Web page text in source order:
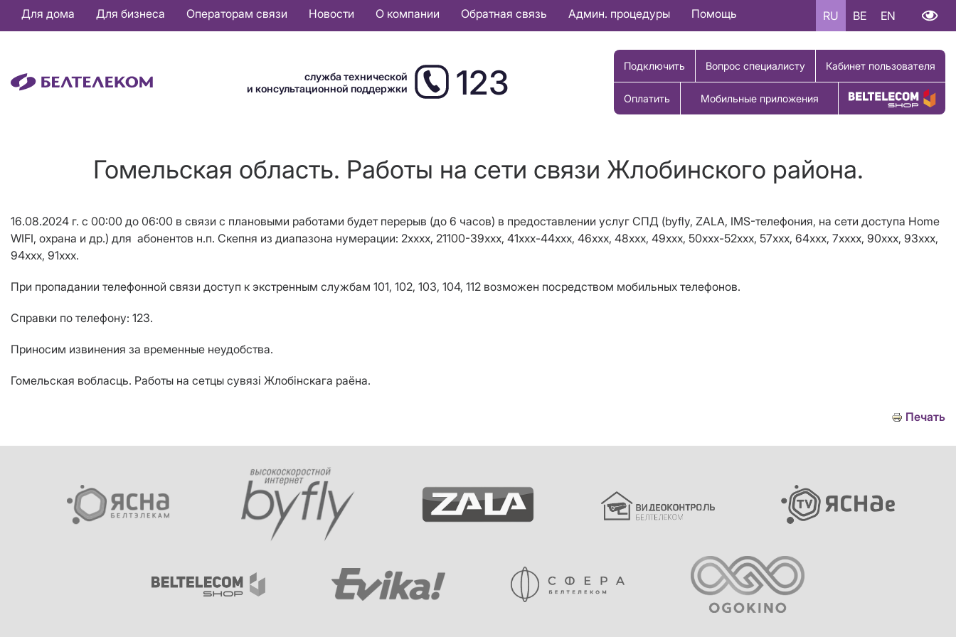
Основная
навигация
Для дома Для бизнеса Операторам связи Новости О компании Обратная связь Админ. процедуры Помощь RU BE EN
служба технической
и консультационной поддержки
123 Подключить Вопрос специалисту Кабинет пользователя
Оплатить Мобильные приложения Купить товар
Гомельская область. Работы на сети связи Жлобинского района.
16.08.2024 г. с 00:00 до 06:00 в связи с плановыми работами будет перерыв (до 6 часов) в предоставлении услуг СПД (byfly, ZALA, IMS-телефония, на сети доступа Home
WIFI, охрана и др.) для абонентов н.п. Скепня из диапазона нумерации: 2хххх, 21100-39ххх, 41xxx-44ххх, 46xxх, 48xxx, 49xxx, 50xxx-52xxx, 57ххх, 64xxx, 7хxxx, 90ххх, 93xxx,
94xxx, 91ххх.
При пропадании телефонной связи доступ к экстренным службам 101, 102, 103, 104, 112 возможен посредством мобильных телефонов.
Справки по телефону: 123.
Приносим извинения за временные неудобства.
Гомельская вобласць. Работы на сетцы сувязі Жлобiнскага раёна.
Печать